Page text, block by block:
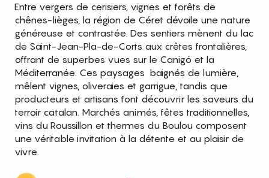
Entre vergers de cerisiers, vignes et forêts de
chênes-lièges, la région de Céret dévoile une nature
généreuse et contrastée. Des sentiers mènent du lac
de Saint-Jean-Pla-de-Corts aux crêtes frontalières,
offrant de superbes vues sur le Canigó et la
Méditerranée. Ces paysages baignés de lumière,
mêlent vignes, oliveraies et garrigue, tandis que
producteurs et artisans font découvrir les saveurs du
terroir catalan. Marchés animés, fêtes traditionnelles,
vins du Roussillon et thermes du Boulou composent
une véritable invitation à la détente et au plaisir de
vivre.